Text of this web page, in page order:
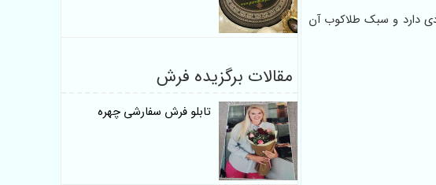
دارد و سبک طلاکوب آن
مقالات برگزیده فرش
تابلو فرش سفارشی چهره